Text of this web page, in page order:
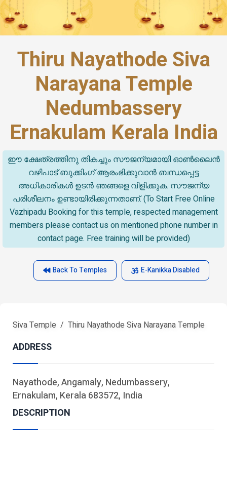
Thiru Nayathode Siva
Narayana Temple
Nedumbassery
Ernakulam Kerala India
ഈ ക്ഷേത്രത്തിനു തികച്ചും സൗജന്യമായി ഓൺലൈൻ
വഴിപാട് ബുക്കിംഗ് ആരംഭിക്കുവാൻ ബന്ധപ്പെട്ട
അധികാരികൾ ഉടൻ ഞങ്ങളെ വിളിക്കുക. സൗജന്യ
പരിശീലനം ഉണ്ടായിരിക്കുന്നതാണ്. (To Start Free Online
Vazhipadu Booking for this temple, respected management
members please contact us on mentioned phone number in
contact page. Free training will be provided)
Back To Temples E-Kanikka Disabled
Siva Temple Thiru Nayathode Siva Narayana Temple
ADDRESS
Nayathode, Angamaly, Nedumbassery,
Ernakulam, Kerala 683572, India
DESCRIPTION